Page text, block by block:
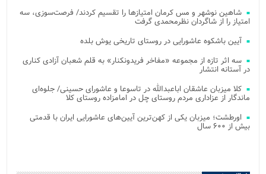
شاهین نوشهر و مس کرمان امتیازها را تقسیم کردند/ فرصت‌سوزی، سه
امتیاز را از شاگردان نظرمحمدی گرفت
آیین باشکوه عاشورایی در روستای تاریخی یوش بلده
سه اثر تازه از مجموعه «مفاخر فریدونکنار» به قلم شعبان آزادی کناری
در آستانه انتشار
کلا میزبان عاشقان اباعبدالله در تاسوعا و عاشورای حسینی/ جلوه‌ای
ماندگار از عزاداری مردم روستای چل در امامزاده روستای کلا
اورطشت؛ میزبان یکی از کهن‌ترین آیین‌های عاشورایی ایران با قدمتی
بیش از ۶۰۰ سال